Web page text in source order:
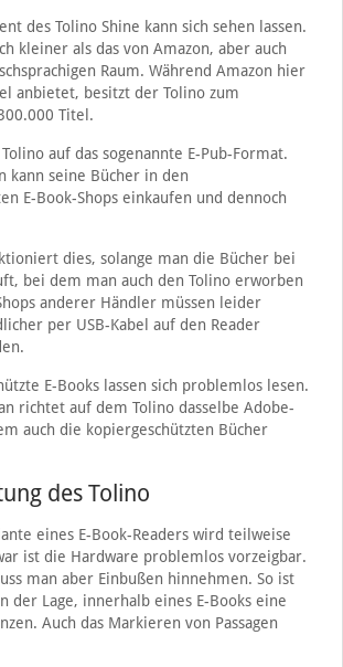
des Tolino Shine kann sich sehen lassen.
kleiner als das von Amazon, aber auch
Raum. Während Amazon hier
anbietet, besitzt der Tolino zum
Titel.
auf das sogenannte E-Pub-Format.
kann seine Bücher in den
E-Book-Shops einkaufen und dennoch
dies, solange man die Bücher bei
bei dem man auch den Tolino erworben
anderer Händler müssen leider
per USB-Kabel auf den Reader
E-Books lassen sich problemlos lesen.
richtet auf dem Tolino dasselbe Adobe-
auch die kopiergeschützten Bücher
des Tolino
eines E-Book-Readers wird teilweise
ist die Hardware problemlos vorzeigbar.
man aber Einbußen hinnehmen. So ist
der Lage, innerhalb eines E-Books eine
Auch das Markieren von Passagen